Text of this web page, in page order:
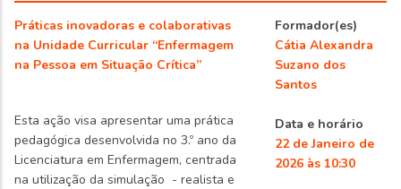
Práticas inovadoras e colaborativas
na Unidade Curricular “Enfermagem
na Pessoa em Situação Crítica”
Esta ação visa apresentar uma prática
pedagógica desenvolvida no 3.º ano da
Licenciatura em Enfermagem, centrada
na utilização da simulação - realista e
Formador(es)
Cátia Alexandra
Suzano dos
Santos
Data e horário
22 de Janeiro de
2026 às 10:30